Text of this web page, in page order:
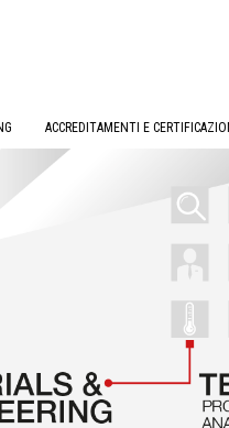
ACCREDITAMENTI E